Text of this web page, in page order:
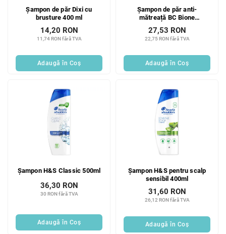
Șampon de păr Dixi cu
brusture 400 ml
11,74 RON fără TVA
14,20 RON
Adaugă în Coş
Șampon de păr anti-
mătreață BC Bione
ml
22,75 RON fără TVA
27,53 RON
Adaugă în Coş
Șampon H&S Classic 500ml
30 RON fără TVA
36,30 RON
Adaugă în Coş
Șampon H&S pentru scalp
sensibil 400ml
26,12 RON fără TVA
31,60 RON
Adaugă în Coş